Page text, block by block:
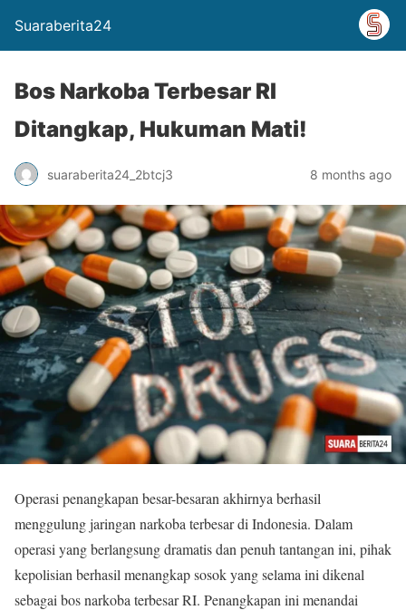
Suaraberita24
Bos Narkoba Terbesar RI
Ditangkap, Hukuman Mati!
suaraberita24_2btcj3 8 months ago
Operasi penangkapan besar-besaran akhirnya berhasil
menggulung jaringan narkoba terbesar di Indonesia. Dalam
operasi yang berlangsung dramatis dan penuh tantangan ini, pihak
kepolisian berhasil menangkap sosok yang selama ini dikenal
sebagai bos narkoba terbesar RI. Penangkapan ini menandai